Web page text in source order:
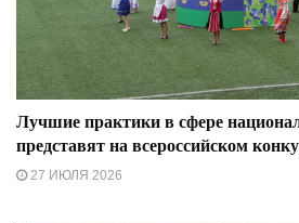
Лучшие практики в сфере
представят на всероссийском
27 ИЮЛЯ 2026